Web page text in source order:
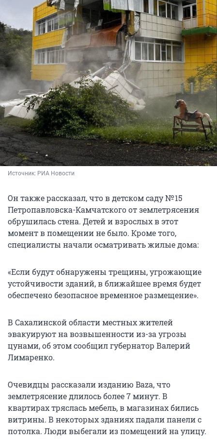
Источник: РИА Новости
Он также рассказал, что в детском саду № 15
Петропавловска-Камчатского от землетрясения
обрушилась стена. Детей и взрослых в этот
момент в помещении не было. Кроме того,
специалисты начали осматривать жилые дома:
«Если будут обнаружены трещины, угрожающие
устойчивости зданий, в ближайшее время будет
обеспечено безопасное временное размещение».
В Сахалинской области местных жителей
эвакуируют на возвышенности из-за угрозы
цунами, об этом сообщил губернатор Валерий
Лимаренко.
Очевидцы рассказали изданию Baza, что
землетрясение длилось более 7 минут. В
квартирах тряслась мебель, в магазинах бились
витрины. В некоторых зданиях падали панели с
потолка. Люди выбегали из помещений на улицу.